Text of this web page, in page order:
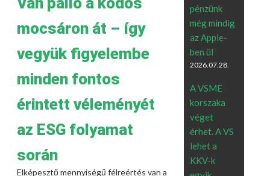
mocsáron át – így
vegyük figyelembe
minden fontos
érintett véleményét
az ESG folyamat
során
Elképesztő mennyiségű félreértés van a
pénzünk
még mindig
az Apple-
ben ül
2026.07.28.
A VSME
korszaka
véget
érhet. A VS
lehet a
KKV-k